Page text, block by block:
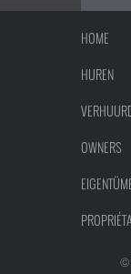
HOME
HUREN
OWNERS
©